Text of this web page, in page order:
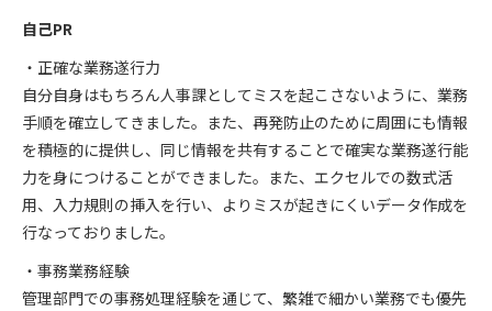
自己PR
・正確な業務遂行力
自分自身はもちろん人事課としてミスを起こさないように、業務
手順を確立してきました。また、再発防止のために周囲にも情報
を積極的に提供し、同じ情報を共有することで確実な業務遂行能
力を身につけることができました。また、エクセルでの数式活
用、入力規則の挿入を行い、よりミスが起きにくいデータ作成を
行なっておりました。
・事務業務経験
管理部門での事務処理経験を通じて、繁雑で細かい業務でも優先